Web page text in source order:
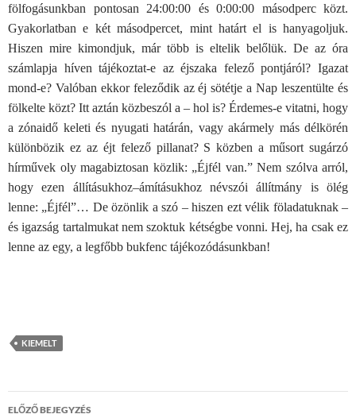
fölfogásunkban pontosan 24:00:00 és 0:00:00 másodperc közt.
Gyakorlatban e két másodpercet, mint határt el is hanyagoljuk.
Hiszen mire kimondjuk, már több is eltelik belőlük. De az óra
számlapja híven tájékoztat-e az éjszaka felező pontjáról? Igazat
mond-e? Valóban ekkor feleződik az éj sötétje a Nap leszentülte és
fölkelte közt? Itt aztán közbeszól a – hol is? Érdemes-e vitatni, hogy
a zónaidő keleti és nyugati határán, vagy akármely más délkörén
különbözik ez az éjt felező pillanat? S közben a műsort sugárzó
hírművek oly magabiztosan közlik: „Éjfél van.” Nem szólva arról,
hogy ezen állításukhoz–ámításukhoz névszói állítmány is ölég
lenne: „Éjfél”… De özönlik a szó – hiszen ezt vélik föladatuknak –
és igazság tartalmukat nem szoktuk kétségbe vonni. Hej, ha csak ez
lenne az egy, a legfőbb bukfenc tájékozódásunkban!
KIEMELT
Bejegyzések
ELŐZŐ BEJEGYZÉS